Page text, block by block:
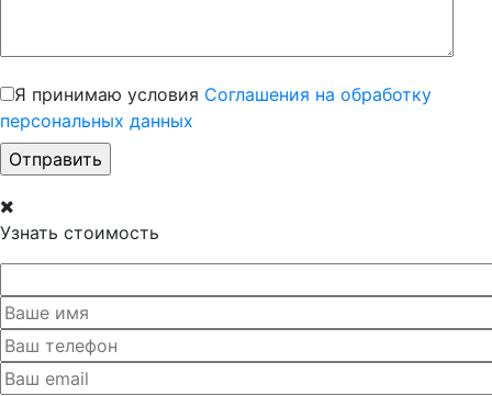
Я принимаю условия Соглашения на обработку
персональных данных
Узнать стоимость